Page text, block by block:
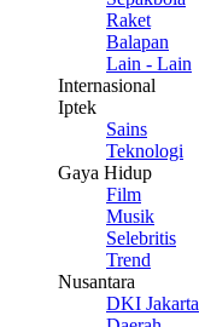
Raket
Balapan
Lain - Lain
Internasional
Iptek
Sains
Teknologi
Gaya Hidup
Film
Musik
Selebritis
Trend
Nusantara
DKI Jakarta